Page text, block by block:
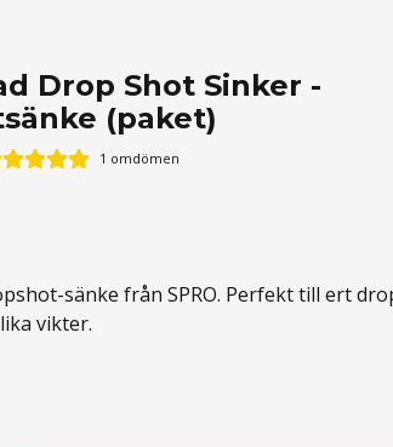
Drop Shot Sinker -
(paket)
1 omdömen
sänke från SPRO. Perfekt till ert
vikter.